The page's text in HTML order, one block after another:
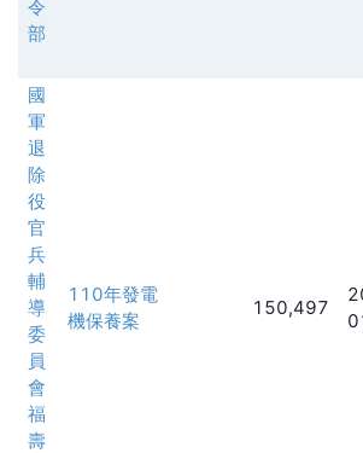
令
部
國
軍
退
除
役
官
兵
輔
導
委
員
會
福
壽
110年發電
機保養案
150,497